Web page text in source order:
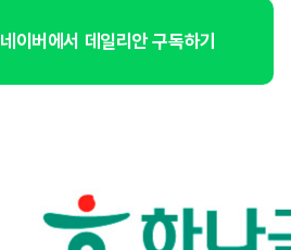
네이버에서 데일리안 구독하기